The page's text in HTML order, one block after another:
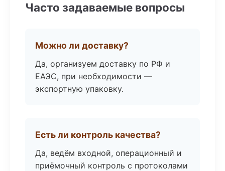
Часто задаваемые вопросы
Можно ли доставку?
Да, организуем доставку по РФ и
ЕАЭС, при необходимости —
экспортную упаковку.
Есть ли контроль качества?
Да, ведём входной, операционный и
приёмочный контроль с протоколами